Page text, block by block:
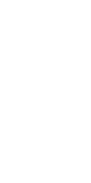
auf einem Endgerät
von Werbeanzeigen
Werbung
Werbung